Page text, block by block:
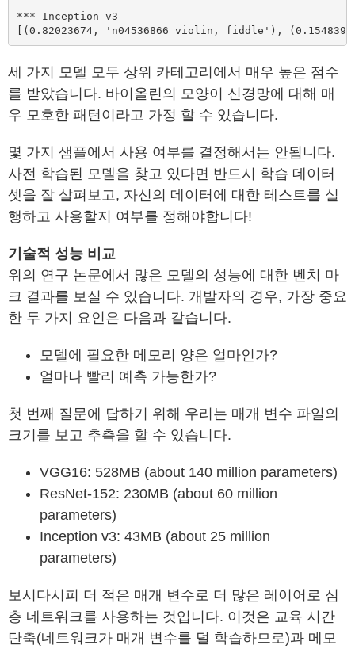
*** Inception v3
[(0.82023674, 'n04536866 violin, fiddle'),
세 가지 모델 모두 상위 카테고리에서 매우 높은 점수
를 받았습니다. 바이올린의 모양이 신경망에 대해 매
우 모호한 패턴이라고 가정 할 수 있습니다.
몇 가지 샘플에서 사용 여부를 결정해서는 안됩니다.
사전 학습된 모델을 찾고 있다면 반드시 학습 데이터
셋을 잘 살펴보고, 자신의 데이터에 대한 테스트를 실
행하고 사용할지 여부를 정해야합니다!
기술적 성능 비교
위의 연구 논문에서 많은 모델의 성능에 대한 벤치 마
크 결과를 보실 수 있습니다. 개발자의 경우, 가장 중요
한 두 가지 요인은 다음과 같습니다.
모델에 필요한 메모리 양은 얼마인가?
얼마나 빨리 예측 가능한가?
첫 번째 질문에 답하기 위해 우리는 매개 변수 파일의
크기를 보고 추측을 할 수 있습니다.
VGG16: 528MB (about 140 million parameters)
ResNet-152: 230MB (about 60 million
parameters)
Inception v3: 43MB (about 25 million
parameters)
보시다시피 더 적은 매개 변수로 더 많은 레이어로 심
층 네트워크를 사용하는 것입니다. 이것은 교육 시간
단축(네트워크가 매개 변수를 덜 학습하므로)과 메모